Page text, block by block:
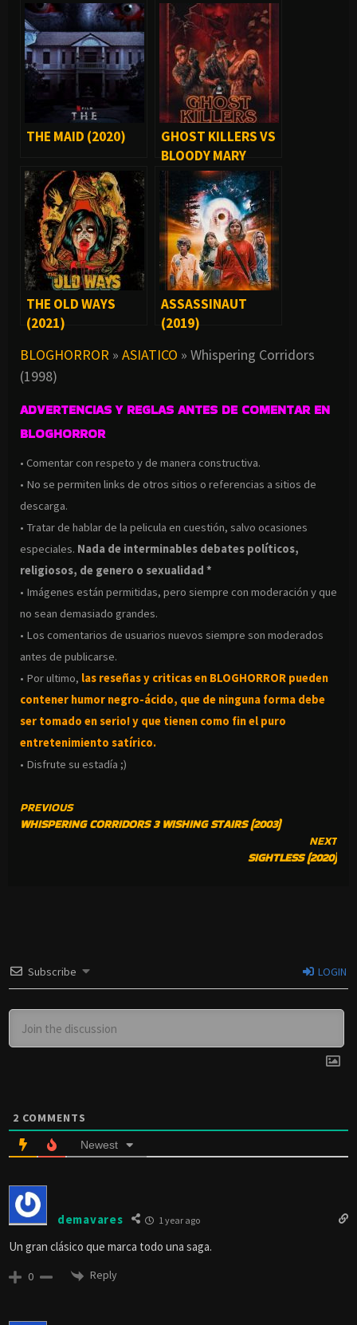
THE MAID (2020)
GHOST KILLERS VS
BLOODY MARY
(2018)
THE OLD WAYS
(2021)
ASSASSINAUT
(2019)
BLOGHORROR » ASIATICO » Whispering Corridors
(1998)
ADVERTENCIAS Y REGLAS ANTES DE COMENTAR EN
BLOGHORROR
• Comentar con respeto y de manera constructiva.
• No se permiten links de otros sitios o referencias a sitios de
descarga.
• Tratar de hablar de la pelicula en cuestión, salvo ocasiones
especiales. Nada de interminables debates políticos,
religiosos, de genero o sexualidad *
• Imágenes están permitidas, pero siempre con moderación y que
no sean demasiado grandes.
• Los comentarios de usuarios nuevos siempre son moderados
antes de publicarse.
• Por ultimo, las reseñas y criticas en BLOGHORROR pueden
contener humor negro-ácido, que de ninguna forma debe
ser tomado en serio! y que tienen como fin el puro
entretenimiento satírico.
• Disfrute su estadía ;)
CONTINUE
READING
PREVIOUS
WHISPERING CORRIDORS 3 WISHING STAIRS (2003)
NEXT
SIGHTLESS (2020)
Subscribe LOGIN
2 COMMENTS
Newest
demavares 1 year ago
Un gran clásico que marca todo una saga.
0 Reply